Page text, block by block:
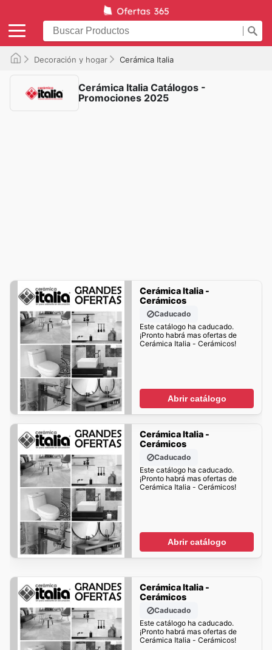
Decoración y hogar Cerámica Italia
Cerámica Italia Catálogos -
Promociones 2025
Cerámica Italia -
Cerámicos
Caducado
Este catálogo ha caducado.
¡Pronto habrá mas ofertas de
Cerámica Italia - Cerámicos!
Abrir catálogo
Cerámica Italia -
Cerámicos
Caducado
Este catálogo ha caducado.
¡Pronto habrá mas ofertas de
Cerámica Italia - Cerámicos!
Abrir catálogo
Cerámica Italia -
Cerámicos
Caducado
Este catálogo ha caducado.
¡Pronto habrá mas ofertas de
Cerámica Italia - Cerámicos!